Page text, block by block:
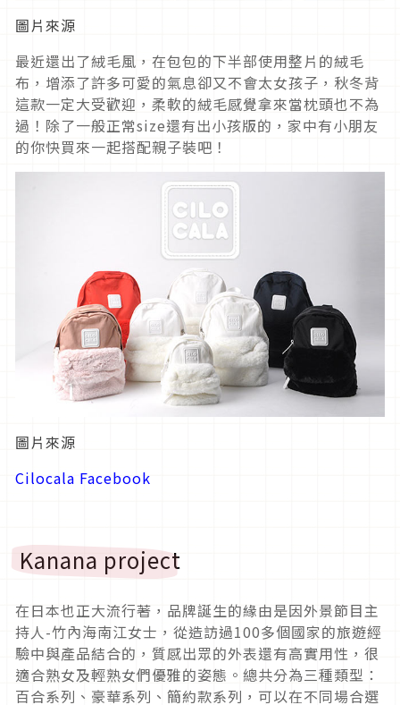
圖片來源
最近還出了絨毛風，在包包的下半部使用整片的絨毛
布，增添了許多可愛的氣息卻又不會太女孩子，秋冬背
這款一定大受歡迎，柔軟的絨毛感覺拿來當枕頭也不為
過！除了一般正常size還有出小孩版的，家中有小朋友
的你快買來一起搭配親子裝吧！
圖片來源
Cilocala Facebook
Kanana project
在日本也正大流行著，品牌誕生的緣由是因外景節目主
持人-竹內海南江女士，從造訪過100多個國家的旅遊經
驗中與產品結合的，質感出眾的外表還有高實用性，很
適合熟女及輕熟女們優雅的姿態。總共分為三種類型：
百合系列、豪華系列、簡約款系列，可以在不同場合選